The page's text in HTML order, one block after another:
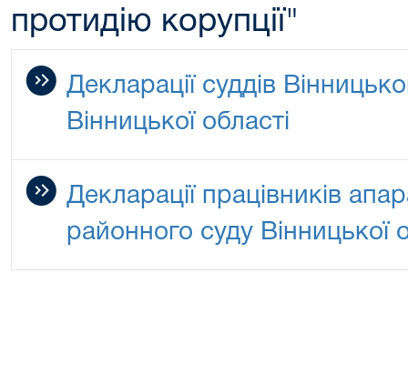
протидію корупції"
Декларації суддів
Вінницької області
Декларації працівників
районного суду Вінницької